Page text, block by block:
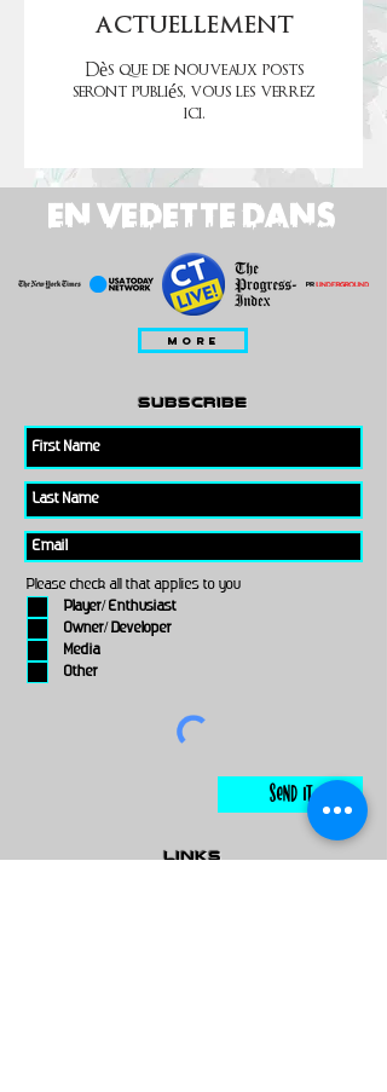
actuellement
Dès que de nouveaux posts
seront publiés, vous les verrez
ici.
EN VEDETTE DANS
MORE
subscribe
Please check all that applies to you
Player/ Enthusiast
Owner/ Developer
Media
Other
Send It
links